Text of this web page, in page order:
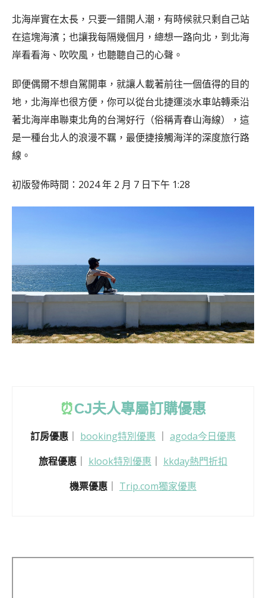
北海岸實在太長，只要一錯開人潮，有時候就只剩自己站
在這塊海濱；也讓我每隔幾個月，總想一路向北，到北海
岸看看海、吹吹風，也聽聽自己的心聲。
即便偶爾不想自駕開車，就讓人載著前往一個值得的目的
地，北海岸也很方便，你可以從台北捷運淡水車站轉乘沿
著北海岸串聯東北角的台灣好行（俗稱青春山海線），這
是一種台北人的浪漫不羈，最便捷接觸海洋的深度旅行路
線。
初版發佈時間：2024 年 2 月 7 日下午 1:28
⏰CJ夫人專屬訂購優惠
訂房優惠 booking特別優惠
agoda今日優惠
旅程優惠
klook特別優惠
kkday熱門折扣
機票優惠 ｜ Trip.com獨家優惠